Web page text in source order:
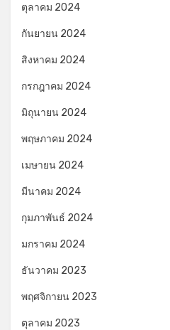
ตุลาคม 2024
กันยายน 2024
สิงหาคม 2024
กรกฎาคม 2024
มิถุนายน 2024
พฤษภาคม 2024
เมษายน 2024
มีนาคม 2024
กุมภาพันธ์ 2024
มกราคม 2024
ธันวาคม 2023
พฤศจิกายน 2023
ตุลาคม 2023